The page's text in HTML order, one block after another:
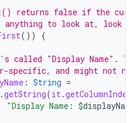
returns false if the
to look at, look
()) {
called "Display Name".
specific, and might not
: String =
.getString(it.getColumnIndex
"Display Name: $displayName